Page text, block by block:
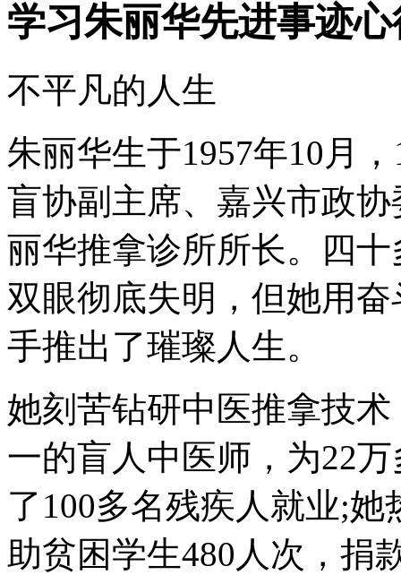
学习朱丽华先进事迹
不平凡的人生
朱丽华生于1957年10月
盲协副主席、嘉兴市政
丽华推拿诊所所长。四
双眼彻底失明，但她用
手推出了璀璨人生。
她刻苦钻研中医推拿技
一的盲人中医师，为22
了100多名残疾人就业;
助贫困学生480人次，捐